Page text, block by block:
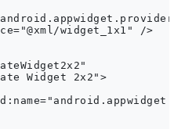
widget_1x1" />
Widget 2x2">